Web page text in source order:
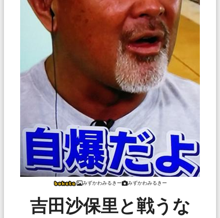
みずかわみるきー みずかわみるきー
吉田沙保里と戦うな